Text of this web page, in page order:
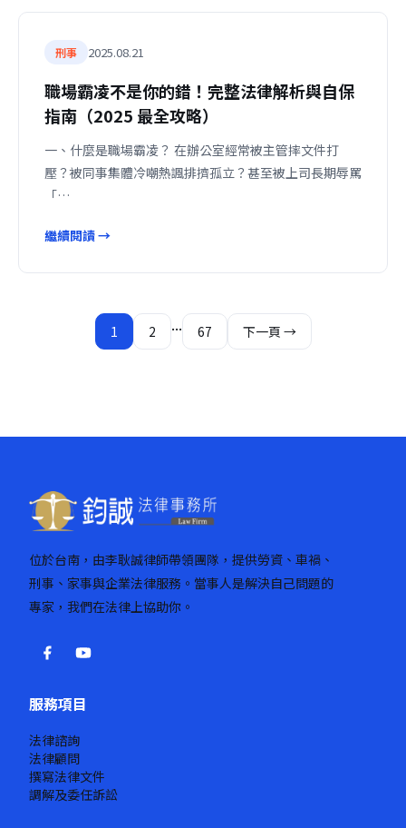
刑事 2025.08.21
職場霸凌不是你的錯！完整法律解析與自保
指南（2025 最全攻略）
一、什麼是職場霸凌？ 在辦公室經常被主管摔文件打
壓？被同事集體冷嘲熱諷排擠孤立？甚至被上司長期辱罵
「…
繼續閱讀 →
1 2 ... 67 下一頁 →
位於台南，由李耿誠律師帶領團隊，提供勞資、車禍、
刑事、家事與企業法律服務。當事人是解決自己問題的
專家，我們在法律上協助你。
服務項目
法律諮詢
法律顧問
撰寫法律文件
調解及委任訴訟